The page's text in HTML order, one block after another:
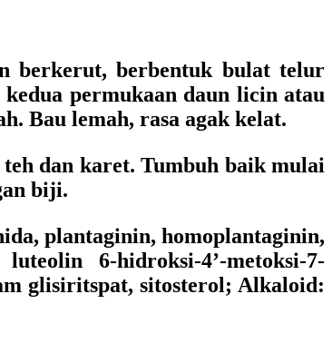
berkerut, berbentuk bulat telur
permukaan daun licin atau
Bau lemah, rasa agak kelat.
dan karet. Tumbuh baik mulai
biji.
plantaginin, homoplantaginin,
6-hidroksi-4’-metoksi-7-
glisiritspat, sitosterol; Alkaloid: